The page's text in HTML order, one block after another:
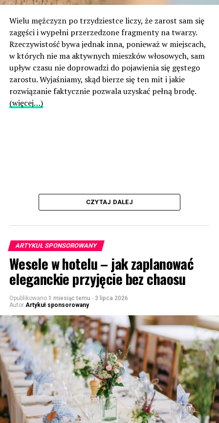
Wielu mężczyzn po trzydziestce liczy, że zarost sam się
zagęści i wypełni przerzedzone fragmenty na twarzy.
Rzeczywistość bywa jednak inna, ponieważ w miejscach,
w których nie ma aktywnych mieszków włosowych, sam
upływ czasu nie doprowadzi do pojawienia się gęstego
zarostu. Wyjaśniamy, skąd bierze się ten mit i jakie
rozwiązanie faktycznie pozwala uzyskać pełną brodę.
(więcej…)
CZYTAJ DALEJ
ARTYKUŁ SPONSOROWANY
Wesele w hotelu – jak zaplanować
eleganckie przyjęcie bez chaosu
Opublikowano 1 miesiąc temu - 3 lipca 2026
Autor Artykuł sponsorowany